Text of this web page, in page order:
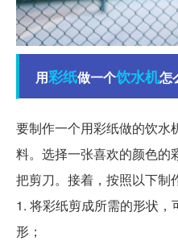
用彩纸做一个饮水机怎
要制作一个用彩纸做的饮水
料。选择一张喜欢的颜色的
把剪刀。接着，按照以下制
1. 将彩纸剪成所需的形状
形；